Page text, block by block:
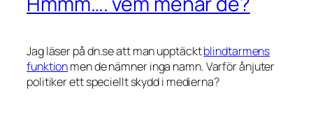
Jag läser på dn.se att man upptäcktblindtarmens
funktionmen de nämner inga namn. Varför ånjuter
politiker ett speciellt skydd i medierna?